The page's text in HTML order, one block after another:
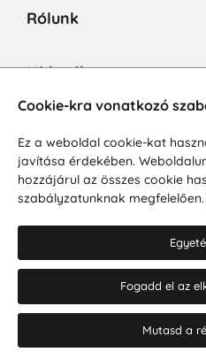
Rólunk
Hírlevél
Hozzájárulok a személyes
Személyes adatok védelmére
Cookie-kra vonatkozó
Ez a weboldal cookie-kat
javítása érdekében.
hozzájárul az összes cookie
szabályzatunknak megfelelően.
Fogadd el az
Mutasd a